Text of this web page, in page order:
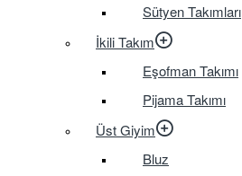
Sütyen Takımları
İkili Takım
Eşofman Takımı
Pijama Takımı
Üst Giyim
Bluz